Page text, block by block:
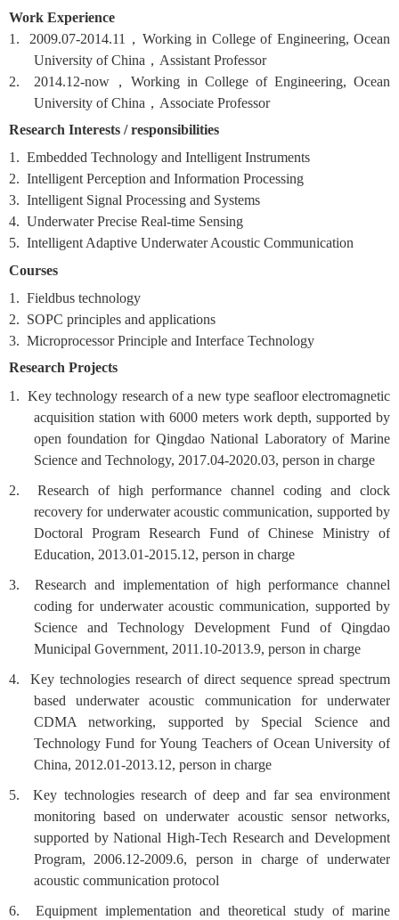
Work Experience
1. 2009.07-2014.11
， Working in College of Engineering, Ocean
University of China ， Assistant Professor
2. 2014.12-now ， Working in College of Engineering, Ocean
University of China ， Associate Professor
Research Interests / responsibilities
1. Embedded Technology and Intelligent Instruments
2. Intelligent Perception and Information Processing
3. Intelligent Signal Processing and Systems
4. Underwater Precise Real-time Sensing
5. Intelligent Adaptive Underwater Acoustic Communication
Courses
1. Fieldbus technology
2. SOPC principles and applications
3. Microprocessor Principle and Interface Technology
Research Projects
1. Key technology research of a new type seafloor electromagnetic
acquisition station with 6000 meters work depth, supported by
open foundation for Qingdao National Laboratory of Marine
Science and Technology, 2017.04-2020.03, person in charge
2. Research of high performance channel coding and clock
recovery for underwater acoustic communication, supported by
Doctoral Program Research Fund of Chinese Ministry of
Education, 2013.01-2015.12, person in charge
3. Research and implementation of high performance channel
coding for underwater acoustic communication, supported by
Science and Technology Development Fund of Qingdao
Municipal Government, 2011.10-2013.9, person in charge
4. Key technologies research of direct sequence spread spectrum
based underwater acoustic communication for underwater
CDMA networking, supported by Special Science and
Technology Fund for Young Teachers of Ocean University of
China, 2012.01-2013.12, person in charge
5. Key technologies research of deep and far sea environment
monitoring based on underwater acoustic sensor networks,
supported by National High-Tech Research and Development
Program, 2006.12-2009.6, person in charge of underwater
acoustic communication protocol
6. Equipment implementation and theoretical study of marine